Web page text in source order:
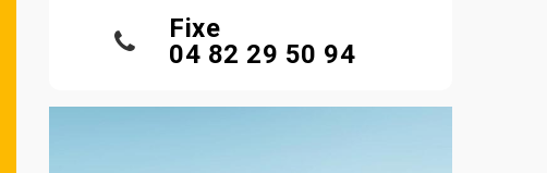
Fixe
04 82 29 50 94